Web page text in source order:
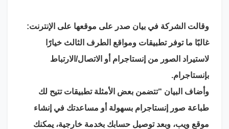
وقالت الشركة في بيان صدر على موقعها على الإنترنت:
غالبًا ما توفر تطبيقات ومواقع الطرف الثالث خيارًا
لاستيراد الصور من إنستاجرام أو الاتصال/الارتباط
بإنستاجرام.
وأضاف البيان “تتضمن بعض الأمثلة تطبيقات تتيح لك
طباعة صور إنستاجرام بسهولة أو مساعدتك في إنشاء
موقع ويب، وبعد توصيل حسابك بخدمة خارجية، يمكنك